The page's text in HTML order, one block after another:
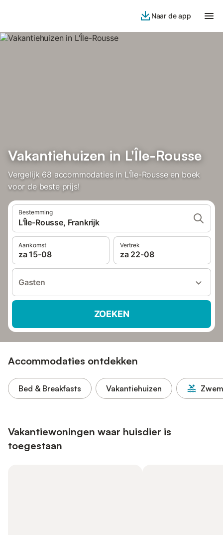
Naar de app
Vakantiehuizen in L'Île-Rousse
Vergelijk 68 accommodaties in L'Île-Rousse en boek
voor de beste prijs!
Bestemming
L'Île-Rousse, Frankrijk
Aankomst
za 15-08
Vertrek
za 22-08
Gasten
ZOEKEN
Accommodaties ontdekken
Bed & Breakfasts Vakantiehuizen
Vakantiewoningen waar huisdier is
toegestaan